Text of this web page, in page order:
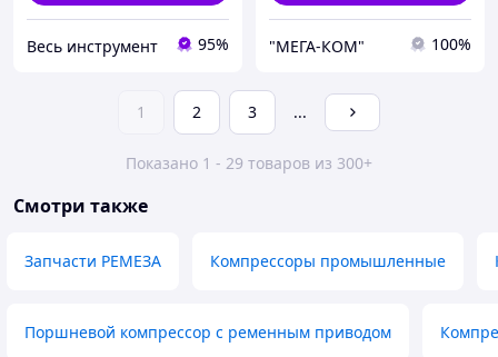
Весь инструмент 95% "МЕГА-КОМ" 100%
1 2 3 ...
Показано 1 - 29 товаров из 300+
Смотри также
Запчасти РЕМЕЗА Компрессоры промышленные
Поршневой компрессор с ременным приводом